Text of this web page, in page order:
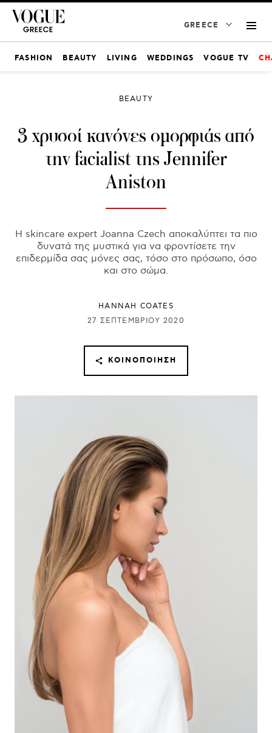
GREECE
FASHION BEAUTY LIVING WEDDINGS VOGUE TV
BEAUTY
3 χρυσοί κανόνες ομορφιάς από
την facialist της Jennifer
Aniston
Η skincare expert Joanna Czech αποκαλύπτει τα πιο
δυνατά της μυστικά για να φροντίσετε την
επιδερμίδα σας μόνες σας, τόσο στο πρόσωπο, όσο
και στο σώμα.
HANNAH COATES
27 ΣΕΠΤΕΜΒΡΊΟΥ 2020
ΚΟΙΝΟΠΟΊΗΣΗ